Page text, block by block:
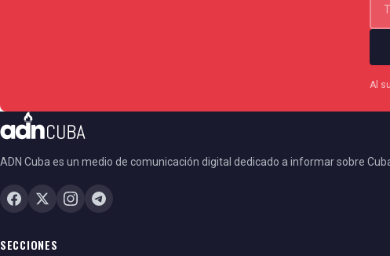
Al
ADN Cuba es un medio de comunicación digital dedicado a informar sobre
SECCIONES